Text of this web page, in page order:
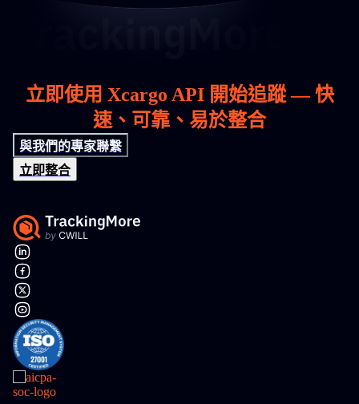
立即使用 Xcargo API 開始追蹤 — 快
速、可靠、易於整合
與我們的專家聯繫
立即整合